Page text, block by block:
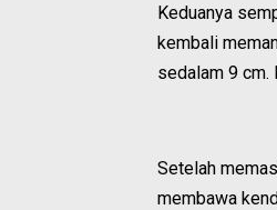
Keduanya
kembali
sedalam 9 cm.
Setelah
membawa